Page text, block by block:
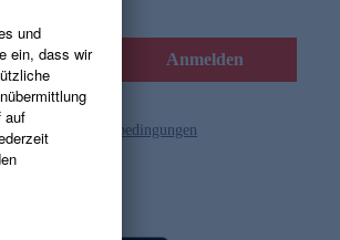
Anmelden
und die Gutscheinbedingungen